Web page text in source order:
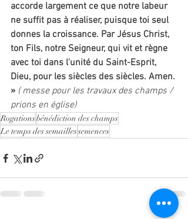
accorde largement ce que notre labeur
ne suffit pas à réaliser, puisque toi seul
donnes la croissance. Par Jésus Christ,
ton Fils, notre Seigneur, qui vit et règne
avec toi dans l'unité du Saint-Esprit,
Dieu, pour les siècles des siècles. Amen.
» ( messe pour les travaux des champs /
prions en église)
Rogationsbénédiction des champs
Le temps des semaillessemences